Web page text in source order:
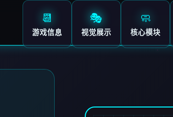
📆
游戏信息
🎭
视觉展示
🧼
核心模块